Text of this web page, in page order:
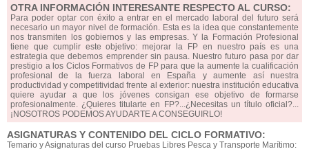
OTRA INFORMACIÓN INTERESANTE RESPECTO AL CURSO:
Para poder optar con éxito a entrar en el mercado laboral del futuro será
necesario un mayor nivel de formación. Esta es la idea que constantemente
nos transmiten los gobiernos y las empresas. Y la Formación Profesional
tiene que cumplir este objetivo: mejorar la FP en nuestro país es una
estrategia que debemos emprender sin pausa. Nuestro futuro pasa por dar
prestigio a los Ciclos Formativos de FP para que la aumente la cualificación
profesional de la fuerza laboral en España y aumente así nuestra
productividad y competitividad frente al exterior: nuestra institución educativa
quiere ayudar a que los jóvenes consigan ese objetivo de formarse
profesionalmente. ¿Quieres titularte en FP?...¿Necesitas un título oficial?...
¡NOSOTROS PODEMOS AYUDARTE A CONSEGUIRLO!
ASIGNATURAS Y CONTENIDO DEL CICLO FORMATIVO:
Temario y Asignaturas del curso Pruebas Libres Pesca y Transporte Marítimo: